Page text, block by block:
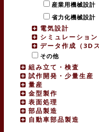
産業用機械設計
省力化機械設計
電気設計
シミュレーション
データ作成（3D
その他
組み立て・検査
試作開発・少量生産
量産
金型製作
表面処理
部品製造
自動車部品製造